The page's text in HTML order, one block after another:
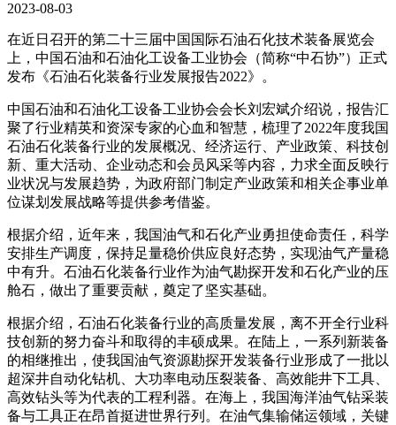
2023-08-03
在近日召开的第二十三届中国国际石油石化技术装备展览会
上，中国石油和石油化工设备工业协会（简称“中石协”）正式
发布《石油石化装备行业发展报告2022》。
中国石油和石油化工设备工业协会会长刘宏斌介绍说，报告汇
聚了行业精英和资深专家的心血和智慧，梳理了2022年度我国
石油石化装备行业的发展概况、经济运行、产业政策、科技创
新、重大活动、企业动态和会员风采等内容，力求全面反映行
业状况与发展趋势，为政府部门制定产业政策和相关企事业单
位谋划发展战略等提供参考借鉴。
根据介绍，近年来，我国油气和石化产业勇担使命责任，科学
安排生产调度，保持足量稳价供应良好态势，实现油气产量稳
中有升。石油石化装备行业作为油气勘探开发和石化产业的压
舱石，做出了重要贡献，奠定了坚实基础。
根据介绍，石油石化装备行业的高质量发展，离不开全行业科
技创新的努力奋斗和取得的丰硕成果。在陆上，一系列新装备
的相继推出，使我国油气资源勘探开发装备行业形成了一批以
超深井自动化钻机、大功率电动压裂装备、高效能井下工具、
高效钻头等为代表的工程利器。在海上，我国海洋油气钻采装
备与工具正在昂首挺进世界行列。在油气集输储运领域，关键